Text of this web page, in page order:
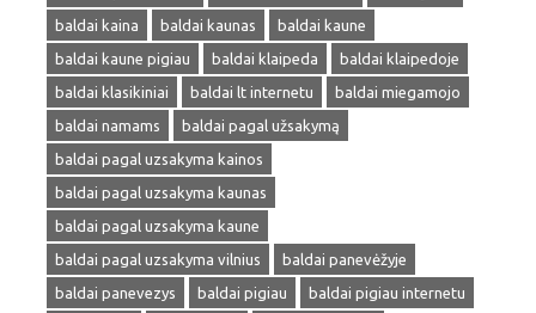
baldai kaina
baldai kaunas
baldai kaune
baldai kaune pigiau
baldai klaipeda
baldai klaipedoje
baldai klasikiniai
baldai lt internetu
baldai miegamojo
baldai namams
baldai pagal užsakymą
baldai pagal uzsakyma kainos
baldai pagal uzsakyma kaunas
baldai pagal uzsakyma kaune
baldai pagal uzsakyma vilnius
baldai panevėžyje
baldai panevezys
baldai pigiau
baldai pigiau internetu